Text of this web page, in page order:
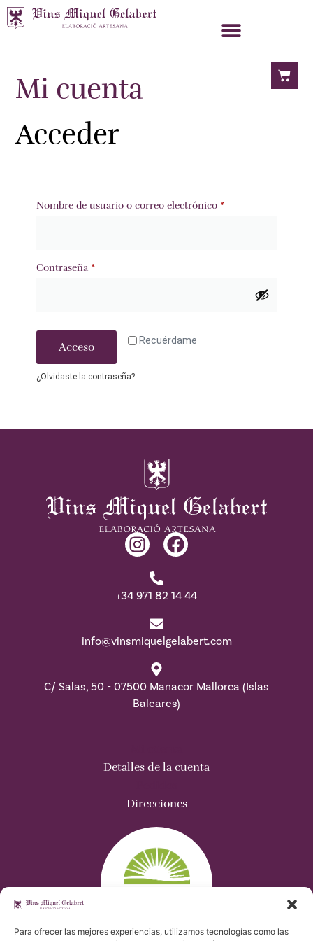
Para ofrecer las mejores experiencias, utilizamos tecnologías como las
Mi cuenta
Acceder
Nombre de usuario o correo electrónico *
Contraseña *
Recuérdame
Acceso
¿Olvidaste la contraseña?
+34 971 82 14 44
info@vinsmiquelgelabert.com
C/ Salas, 50 - 07500 Manacor Mallorca (Islas
Baleares)
Detalles de la cuenta
Direcciones